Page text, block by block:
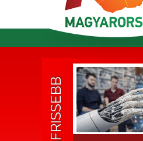
LEGFRISSEBB